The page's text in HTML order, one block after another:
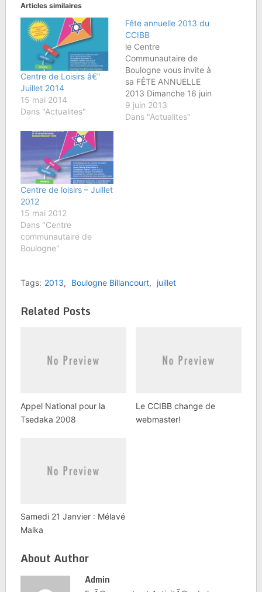
Articles similaires
Centre de Loisirs â€“
Juillet 2014
15 mai 2014
Dans "Actualites"
Fête annuelle 2013 du
CCIBB
le Centre
Communautaire de
Boulogne vous invite à
sa FÊTE ANNUELLE
2013 Dimanche 16 juin
2013 de 11h à 17h au
Gymnase Denfert
9 juin 2013
Dans "Actualites"
Centre de loisirs – Juillet
2012
15 mai 2012
Dans "Centre
communautaire de
Boulogne"
Tags: 2013, Boulogne Billancourt, juillet
Related Posts
Appel National pour la
Tsedaka 2008
Le CCIBB change de
webmaster!
Samedi 21 Janvier : Mélavé
Malka
About Author
Admin